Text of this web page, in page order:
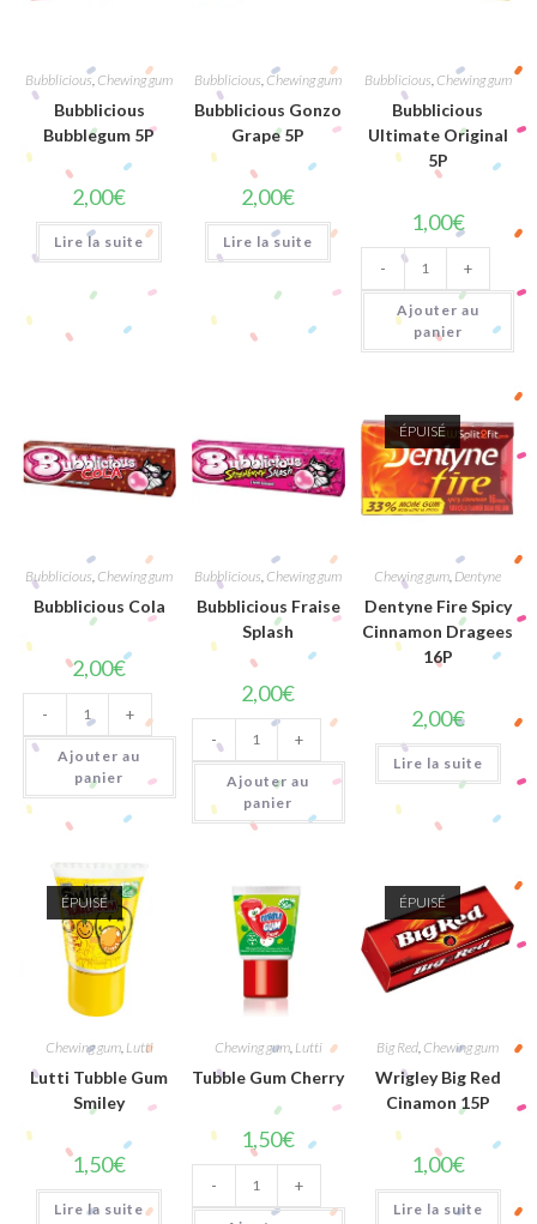
Bubblicious Chewing gum
Bubblicious
Bubblegum 5P
2,00€
Lire la suite
Bubblicious Chewing gum
Bubblicious Gonzo
Grape 5P
2,00€
Lire la suite
Bubblicious Chewing gum
Bubblicious
Ultimate Original
5P
1,00€
quantité
de
Bubblicious
Ultimate
Original
5P
- +
Ajouter au
panier
Bubblicious Chewing gum
Bubblicious Cola
2,00€
quantité
de
Bubblicious
Cola
- +
Ajouter au
panier
Bubblicious Chewing gum
Bubblicious Fraise
Splash
2,00€
quantité
de
Bubblicious
Fraise
Splash
- +
Ajouter au
panier
ÉPUISÉ
Chewing gum Dentyne
Dentyne Fire Spicy
Cinnamon Dragees
16P
2,00€
Lire la suite
ÉPUISÉ
Chewing gum, Lutti
Lutti Tubble Gum
Smiley
1,50€
Lire la suite
Chewing gum, Lutti
Tubble Gum Cherry
1,50€
quantité
de
Tubble
- +
ÉPUISÉ
Big Red Chewing gum
Wrigley Big Red
Cinamon 15P
1,00€
Lire la suite